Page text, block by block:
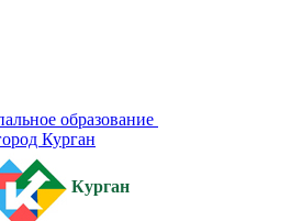
образование
Курган
Курган